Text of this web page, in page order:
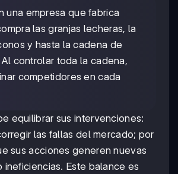
una empresa que fabrica
las granjas lecheras, la
y hasta la cadena de
controlar toda la cadena,
competidores en cada
equilibrar sus intervenciones:
las fallas del mercado; por
sus acciones generen nuevas
ineficiencias. Este balance es